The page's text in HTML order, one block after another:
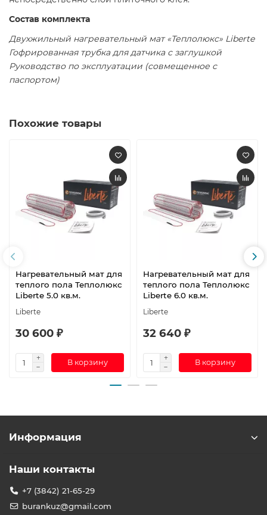
Состав комплекта
Двухжильный нагревательный мат «Теплолюкс» Liberte
Гофрированная трубка для датчика с заглушкой
Руководство по эксплуатации (совмещенное с
паспортом)
Похожие товары
Нагревательный мат для
теплого пола Теплолюкс
Liberte 5.0 кв.м.
Liberte
30 600 ₽
В корзину
Нагревательный мат для
теплого пола Теплолюкс
Liberte 6.0 кв.м.
Liberte
32 640 ₽
В корзину
Информация
Наши контакты
+7 (3842) 21-65-29
burankuz@gmail.com